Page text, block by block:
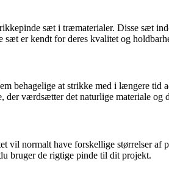
sæt i træmaterialer. Disse sæt
er kendt for deres kvalitet og
behagelige at strikke med i længere tid
værdsætter det naturlige materiale og
normalt have forskellige størrelser
bruger de rigtige pinde til dit projekt.